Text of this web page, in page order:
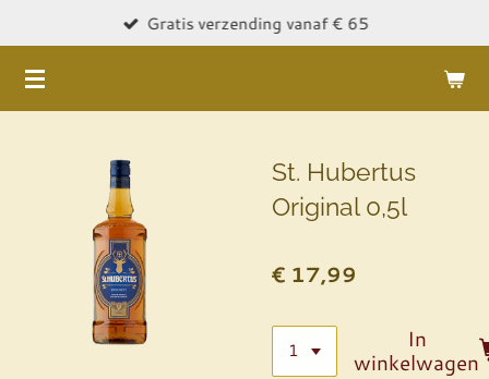
naar
de
Gratis verzending vanaf € 65
St. Hubertus
Original 0,5l
€ 17,99
In
winkelwagen